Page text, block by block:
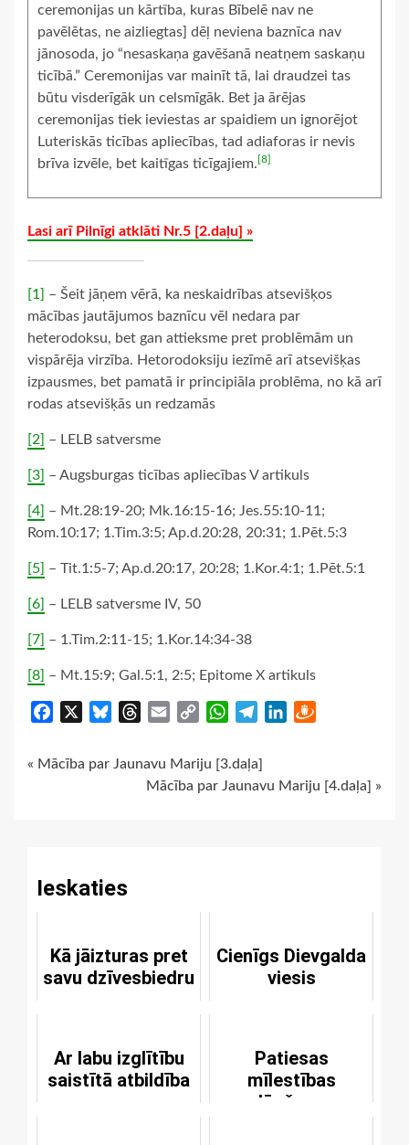
ceremonijas un kārtība, kuras Bībelē nav ne
pavēlētas, ne aizliegtas] dēļ neviena baznīca nav
jānosoda, jo “nesaskaņa gavēšanā neatņem saskaņu
ticībā.” Ceremonijas var mainīt tā, lai draudzei tas
būtu visderīgāk un celsmīgāk. Bet ja ārējas
ceremonijas tiek ieviestas ar spaidiem un ignorējot
Luteriskās ticības apliecības, tad adiaforas ir nevis
brīva izvēle, bet kaitīgas ticīgajiem. [8]
Lasi arī Pilnīgi atklāti Nr.5 [2.daļu] »
[1] – Šeit jāņem vērā, ka neskaidrības atsevišķos
mācības jautājumos baznīcu vēl nedara par
heterodoksu, bet gan attieksme pret problēmām un
vispārēja virzība. Hetorodoksiju iezīmē arī atsevišķas
izpausmes, bet pamatā ir principiāla problēma, no kā arī
rodas atsevišķās un redzamās
[2] – LELB satversme
[3] – Augsburgas ticības apliecības V artikuls
[4] – Mt.28:19-20; Mk.16:15-16; Jes.55:10-11;
Rom.10:17; 1.Tim.3:5; Ap.d.20:28, 20:31; 1.Pēt.5:3
[5] – Tit.1:5-7; Ap.d.20:17, 20:28; 1.Kor.4:1; 1.Pēt.5:1
[6] – LELB satversme IV, 50
[7] – 1.Tim.2:11-15; 1.Kor.14:34-38
[8] – Mt.15:9; Gal.5:1, 2:5; Epitome X artikuls
Facebook BlueskyThreads
Email
Copy
WhatsApp
TelegramLinkedIn
Continue
« Mācība par Jaunavu Mariju [3.daļa]
Mācība par Jaunavu Mariju [4.daļa] »
Ieskaties
Kā jāizturas pret
savu dzīvesbiedru
Cienīgs Dievgalda
viesis
Ar labu izglītību
saistītā atbildība
Patiesas
mīlestības
lūgšana